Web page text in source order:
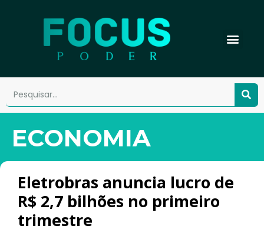
ECONOMIA
Eletrobras anuncia lucro de
R$ 2,7 bilhões no primeiro
trimestre